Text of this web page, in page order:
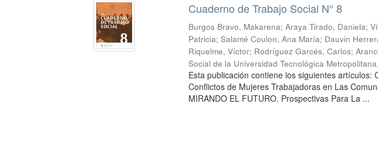
Cuaderno de Trabajo Social N° 8
Burgos Bravo, Makarena;Araya Tirado, Daniela;
Patricia;Salamé Coulon, Ana María; Dauvin
Riquelme, Víctor; Rodríguez Garcés, Carlos;
Social de la Universidad Tecnológica Metropolitana
Esta publicación contiene los siguientes artículos:
Conflictos de Mujeres Trabajadoras en Las
MIRANDO EL FUTURO. Prospectivas Para La ...